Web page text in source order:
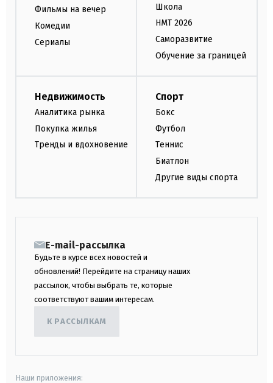
Фильмы на вечер
Комедии
Сериалы
Школа
НМТ 2026
Саморазвитие
Обучение за границей
Недвижимость
Аналитика рынка
Покупка жилья
Тренды и вдохновение
Спорт
Бокс
Футбол
Теннис
Биатлон
Другие виды спорта
E-mail-рассылка
Будьте в курсе всех новостей и
обновлений! Перейдите на страницу наших
рассылок, чтобы выбрать те, которые
соответствуют вашим интересам.
К РАССЫЛКАМ
Наши приложения: